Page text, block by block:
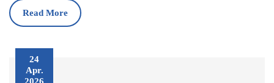
Read More
24
Apr.